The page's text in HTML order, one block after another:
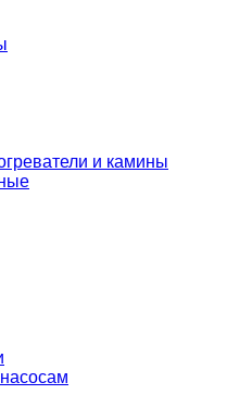
и камины